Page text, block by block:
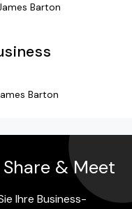
Barton
Barton
& Meet
Ihre Business-